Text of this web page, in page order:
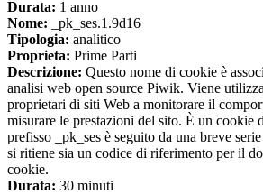
Durata: 1 anno
Nome: _pk_ses.1.9d16
Tipologia: analitico
Proprieta: Prime Parti
Descrizione: Questo nome di cookie è
analisi web open source Piwik. Viene
proprietari di siti Web a monitorare il
misurare le prestazioni del sito. È un cookie
prefisso _pk_ses è seguito da una breve
si ritiene sia un codice di riferimento per il
cookie.
Durata: 30 minuti